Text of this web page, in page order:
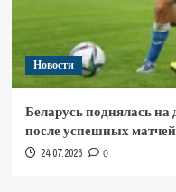
Новости
Беларусь поднялась
после успешных
24.07.2026 0